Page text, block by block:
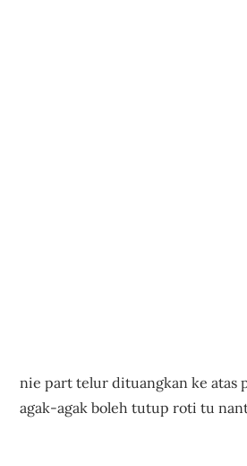
nie part telur dituangkan ke atas
agak-agak boleh tutup roti tu